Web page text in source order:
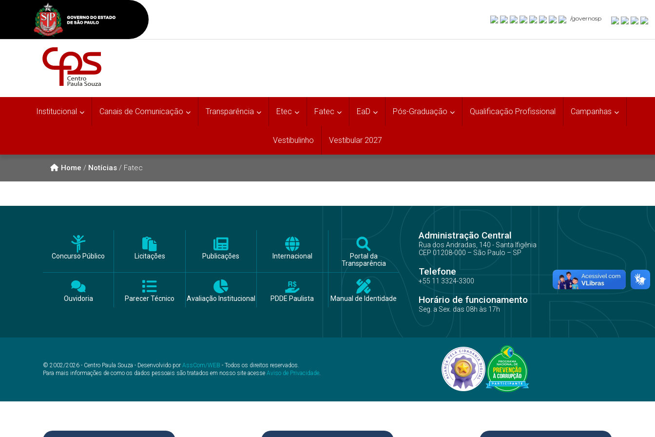
/governosp
Institucional Canais de Comunicação Transparência Etec Fatec EaD Pós-Graduação Qualificação Profissional Campanhas
Vestibulinho Vestibular 2027
Home / Notícias / Fatec
Concurso Público Licitações Publicações Internacional
Portal da
Transparência
Ouvidoria Parecer Técnico Avaliação Institucional PDDE Paulista Manual de Identidade
Administração Central
Rua dos Andradas, 140 - Santa Ifigênia
CEP 01208-000 – São Paulo – SP
Telefone
+55 11 3324-3300
Horário de funcionamento
Seg. a Sex. das 08h às 17h
© 2002/2026 - Centro Paula Souza - Desenvolvido por AssCom/WEB - Todos os direitos reservados.
Para mais informações de como os dados pessoais são tratados em nosso site acesse Aviso de Privacidade